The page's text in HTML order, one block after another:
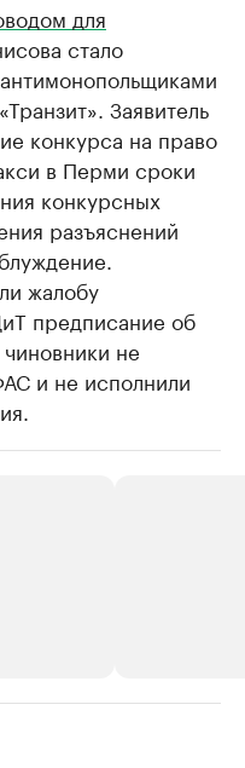
для
стало
Заявитель
конкурса на право
в Перми сроки
конкурсных
разъяснений
жалобу
предписание об
не
и не исполнили